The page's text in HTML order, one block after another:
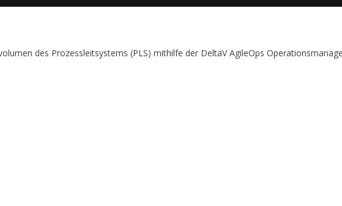
des Prozessleitsystems (PLS) mithilfe der DeltaV AgileOps